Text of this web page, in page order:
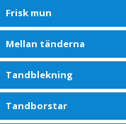
Frisk mun
Mellan tänderna
Tandblekning
Tandborstar